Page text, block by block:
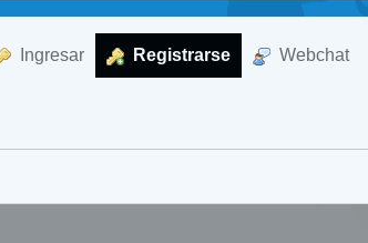
Ingresar Registrarse Webchat